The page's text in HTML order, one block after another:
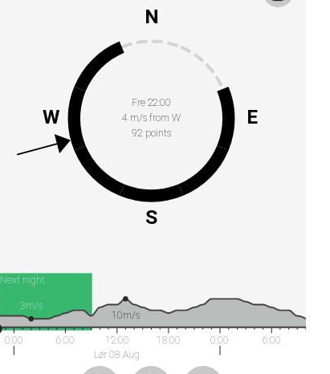
Fre 22:00
4 m/s from W
92 points
N
E
S
W
Next night
0:00 6:00
12:00
Lør 08 Aug
18:00 0:00 6:00
10m/s
3m/s